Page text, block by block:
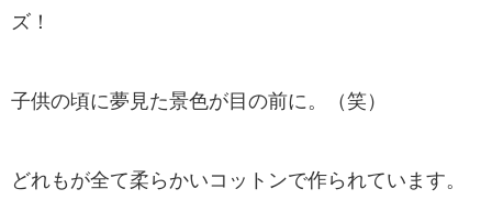
ズ！
子供の頃に夢見た景色が目の前に。（笑）
どれもが全て柔らかいコットンで作られています。